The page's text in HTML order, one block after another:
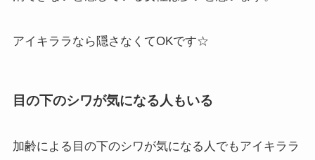
アイキララなら隠さなくてOKです☆
目の下のシワが気になる人もいる
加齢による目の下のシワが気になる人でもアイキララ